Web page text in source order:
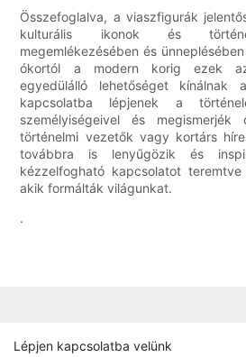
Összefoglalva, a viaszfigurák
kulturális ikonok és
megemlékezésében és
ókortól a modern korig ezek
egyedülálló lehetőséget kínálnak
kapcsolatba lépjenek a
személyiségeivel és
történelmi vezetők vagy kortárs
továbbra is lenyűgözik és
kézzelfogható kapcsolatot
akik formálták világunkat.
.
Lépjen kapcsolatba velünk